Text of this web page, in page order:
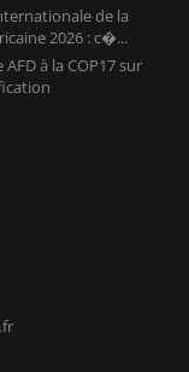
de la
2026 : c�...
à la COP17 sur